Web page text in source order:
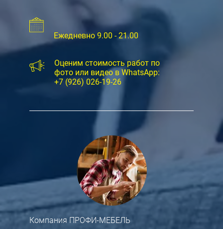
Ежедневно 9.00 - 21.00
Оценим стоимость работ по
фото или видео в WhatsApp:
+7 (926) 026-19-26
Компания ПРОФИ-МЕБЕЛЬ